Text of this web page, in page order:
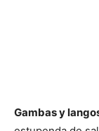
Gambas y